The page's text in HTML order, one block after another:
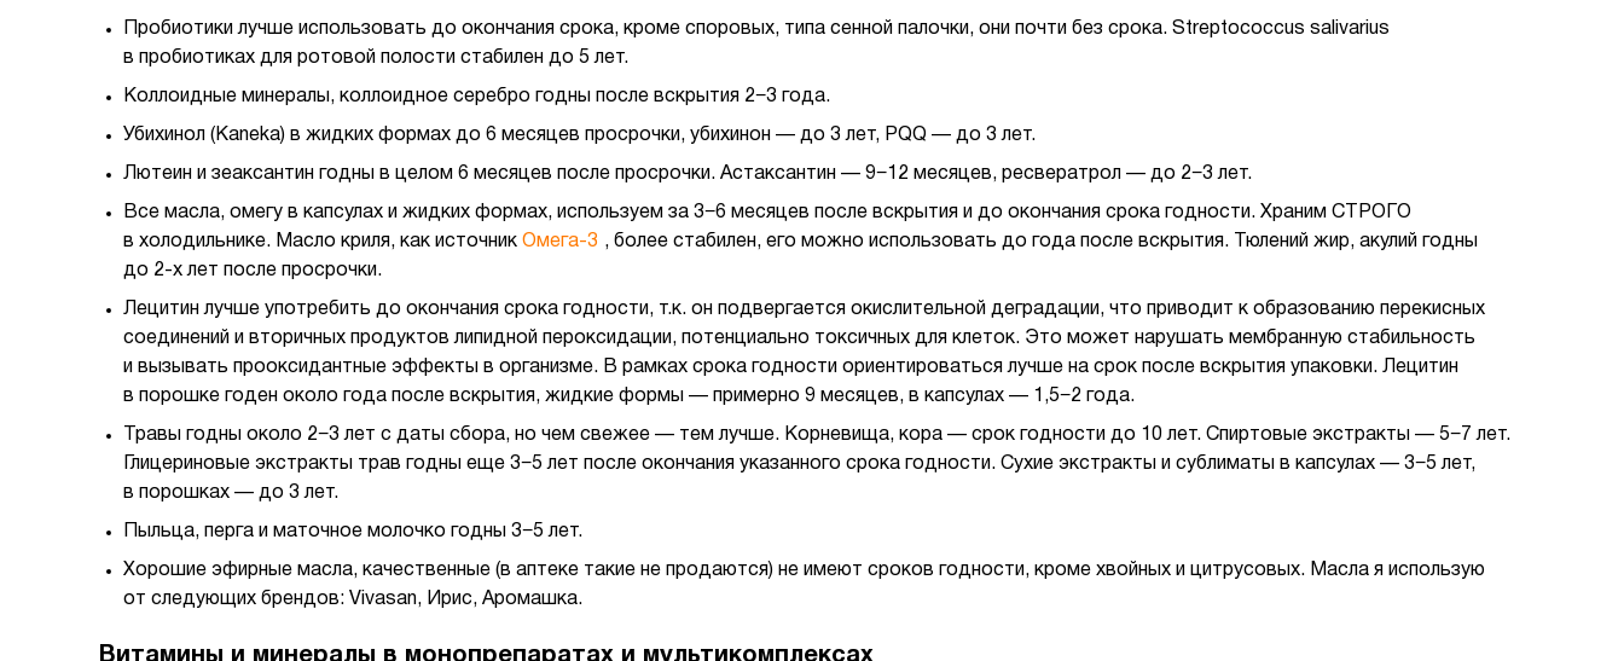
Пробиотики лучше использовать до окончания срока, кроме споровых, типа сенной палочки, они почти без срока. Streptococcus salivarius
в пробиотиках для ротовой полости стабилен до 5 лет.
Коллоидные минералы, коллоидное серебро годны после вскрытия 2−3 года.
Убихинол (Kaneka) в жидких формах до 6 месяцев просрочки, убихинон — до 3 лет, PQQ — до 3 лет.
Лютеин и зеаксантин годны в целом 6 месяцев после просрочки. Астаксантин — 9−12 месяцев, ресвератрол — до 2−3 лет.
Все масла, омегу в капсулах и жидких формах, используем за 3−6 месяцев после вскрытия и до окончания срока годности. Храним СТРОГО
в холодильнике. Масло криля, как источник Омега-3 , более стабилен, его можно использовать до года после вскрытия. Тюлений жир, акулий годны
до 2-х лет после просрочки.
Лецитин лучше употребить до окончания срока годности, т.к. он подвергается окислительной деградации, что приводит к образованию перекисных
соединений и вторичных продуктов липидной пероксидации, потенциально токсичных для клеток. Это может нарушать мембранную стабильность
и вызывать прооксидантные эффекты в организме. В рамках срока годности ориентироваться лучше на срок после вскрытия упаковки. Лецитин
в порошке годен около года после вскрытия, жидкие формы — примерно 9 месяцев, в капсулах — 1,5−2 года.
Травы годны около 2−3 лет с даты сбора, но чем свежее — тем лучше. Корневища, кора — срок годности до 10 лет. Спиртовые экстракты — 5−7 лет.
Глицериновые экстракты трав годны еще 3−5 лет после окончания указанного срока годности. Сухие экстракты и сублиматы в капсулах — 3−5 лет,
в порошках — до 3 лет.
Пыльца, перга и маточное молочко годны 3−5 лет.
Хорошие эфирные масла, качественные (в аптеке такие не продаются) не имеют сроков годности, кроме хвойных и цитрусовых. Масла я использую
от следующих брендов: Vivasan, Ирис, Аромашка.
Витамины и минералы в монопрепаратах и мультикомплексах